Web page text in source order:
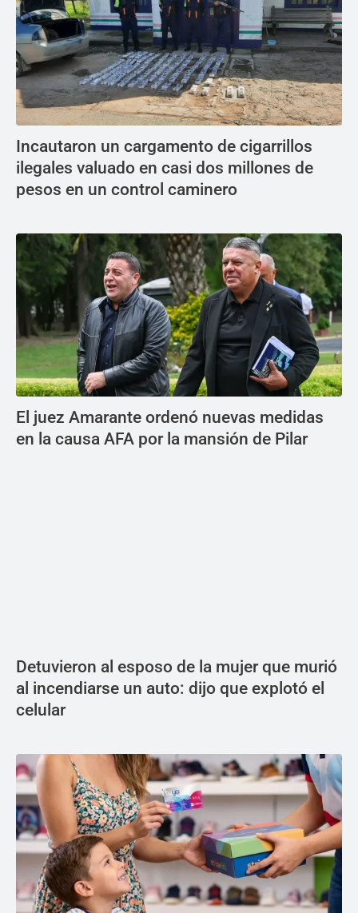
Incautaron un cargamento de cigarrillos
ilegales valuado en casi dos millones de
pesos en un control caminero
El juez Amarante ordenó nuevas medidas
en la causa AFA por la mansión de Pilar
Detuvieron al esposo de la mujer que murió
al incendiarse un auto: dijo que explotó el
celular